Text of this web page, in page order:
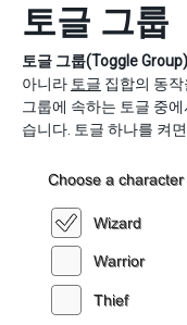
토글 그룹
토글 그룹(Toggle Group)
아니라 토글 집합의 동
그룹에 속하는 토글 중
습니다. 토글 하나를 켜